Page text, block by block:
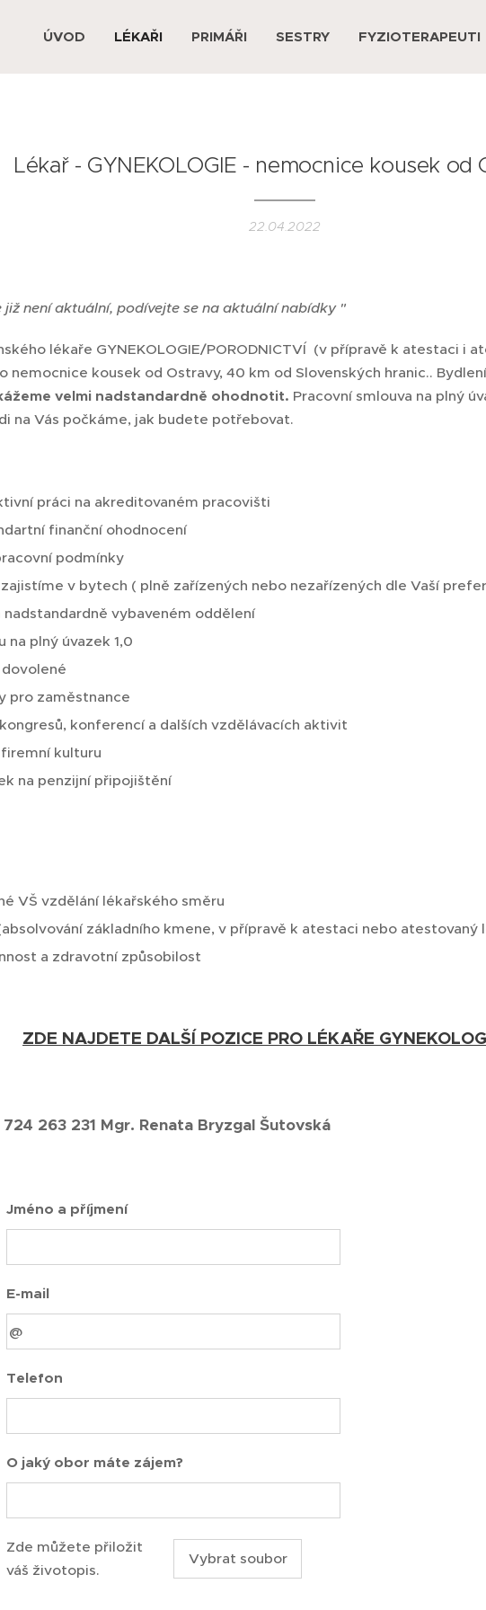
ÚVOD LÉKAŘI PRIMÁŘI SESTRY FYZIOTERAPEUTI
Lékař - GYNEKOLOGIE - nemocnice kousek od
22.04.2022
již není aktuální, podívejte se na aktuální nabídky "
lékaře GYNEKOLOGIE/PORODNICTVÍ (v přípravě k atestaci i
nemocnice kousek od Ostravy, 40 km od Slovenských hranic..
velmi nadstandardně ohodnotit. Pracovní smlouva na plný
na Vás počkáme, jak budete potřebovat.
práci na akreditovaném pracovišti
finanční ohodnocení
podmínky
v bytech ( plně zařízených nebo nezařízených dle Vaší
nadstandardně vybaveném oddělení
na plný úvazek 1,0
pro zaměstnance
konferencí a dalších vzdělávacích aktivit
kulturu
na penzijní připojištění
VŠ vzdělání lékařského směru
základního kmene, v přípravě k atestaci nebo atestovaný
a zdravotní způsobilost
ZDE NAJDETE DALŠÍ POZICE PRO LÉKAŘE
263 231 Mgr. Renata Bryzgal Šutovská
Jméno a příjmení
E-mail
Telefon
O jaký obor máte zájem?
Zde můžete přiložit
váš životopis.
Vybrat soubor